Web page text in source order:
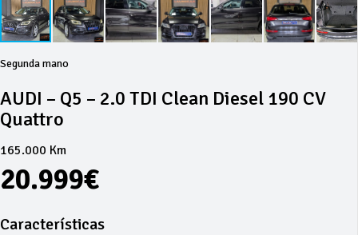
Segunda mano
AUDI – Q5 – 2.0 TDI Clean Diesel 190 CV
Quattro
165.000 Km
20.999€
Características